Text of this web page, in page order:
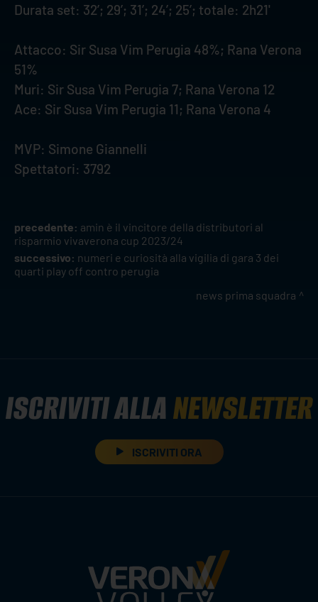
Durata set: 32’; 29’; 31’; 24’; 25’; totale: 2h21'
Attacco: Sir Susa Vim Perugia 48%; Rana Verona
51%
Muri: Sir Susa Vim Perugia 7; Rana Verona 12
Ace: Sir Susa Vim Perugia 11; Rana Verona 4
MVP: Simone Giannelli
Spettatori: 3792
precedente: amin è il vincitore della distributori al
risparmio vivaverona cup 2023/24
successivo: numeri e curiosità alla vigilia di gara 3 dei
quarti play off contro perugia
news prima squadra
ISCRIVITI ALLANEWSLETTER
ISCRIVITI ORA